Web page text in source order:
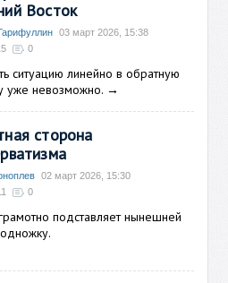
Восток
03 март 2026, 15:38
0
ситуацию линейно в обратную
уже невозможно. →
сторона
02 март 2026, 15:30
0
подставляет нынешней